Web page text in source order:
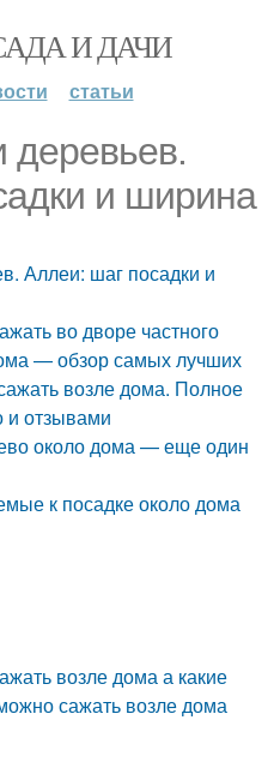
И ДАЧИ
статьи
деревьев.
и ширина
Аллеи: шаг посадки и
во дворе частного
— обзор самых лучших
возле дома. Полное
и отзывами
около дома — еще один
к посадке около дома
возле дома а какие
сажать возле дома